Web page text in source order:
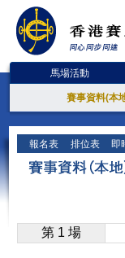
馬場活動
賽事資料(本
報名表 排位表 即
第 1 場